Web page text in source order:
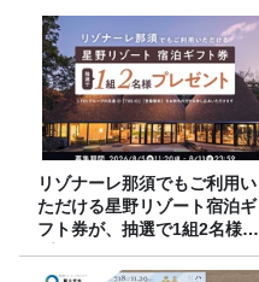
リゾナーレ那須でもご利用い
ただける星野リゾート宿泊ギ
フト券が、抽選で1組2名様に
プレゼント！